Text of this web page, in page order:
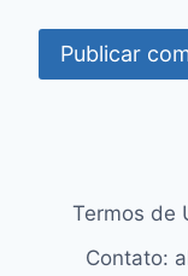
Termos de
Contato: